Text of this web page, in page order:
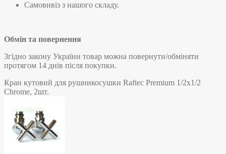
Самовивіз з нашого складу.
Обмін та повернення
Згідно закону України товар можна повернути/обміняти
протягом 14 днів після покупки.
Кран кутовий для рушникосушки Raftec Premium 1/2х1/2
Chrome, 2шт.